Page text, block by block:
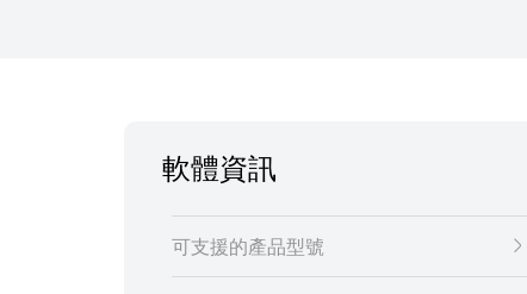
軟體資訊
可支援的產品型號